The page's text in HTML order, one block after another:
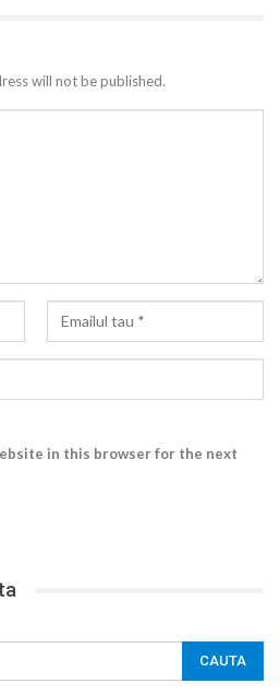
will not be published.
in this browser for the next